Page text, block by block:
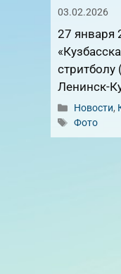
03.02.2026
27 января
Ленинск-
Рубрики
Новости,
Метки
Фото